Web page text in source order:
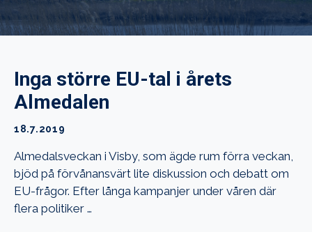
Inga större EU-tal i årets
Almedalen
18.7.2019
Almedalsveckan i Visby, som ägde rum förra veckan,
bjöd på förvånansvärt lite diskussion och debatt om
EU-frågor. Efter långa kampanjer under våren där
flera politiker …